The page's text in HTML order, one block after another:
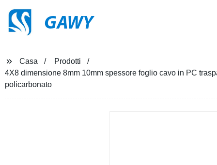
GAWY
Casa
Prodotti
4X8 dimensione 8mm 10mm spessore foglio cavo in PC
policarbonato